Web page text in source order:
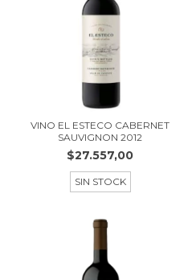
VINO EL ESTECO CABERNET
SAUVIGNON 2012
$27.557,00
SIN STOCK